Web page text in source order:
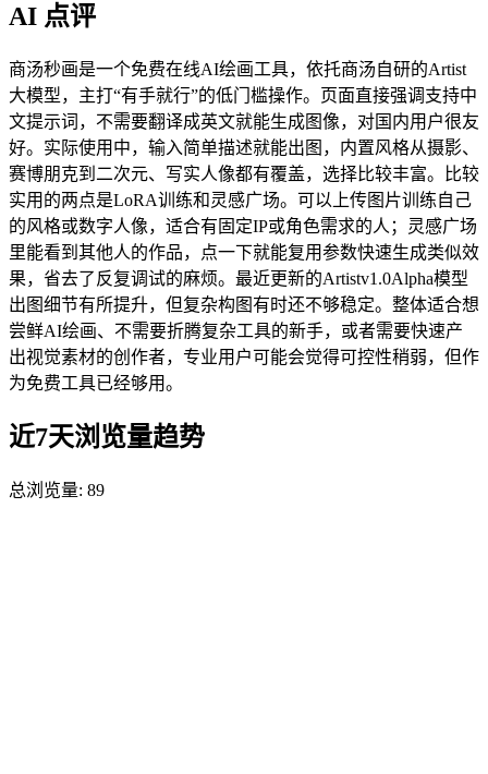
AI 点评
商汤秒画是一个免费在线AI绘画工具，依托商汤自研的Artist
大模型，主打“有手就行”的低门槛操作。页面直接强调支持中
文提示词，不需要翻译成英文就能生成图像，对国内用户很友
好。实际使用中，输入简单描述就能出图，内置风格从摄影、
赛博朋克到二次元、写实人像都有覆盖，选择比较丰富。比较
实用的两点是LoRA训练和灵感广场。可以上传图片训练自己
的风格或数字人像，适合有固定IP或角色需求的人；灵感广场
里能看到其他人的作品，点一下就能复用参数快速生成类似效
果，省去了反复调试的麻烦。最近更新的Artistv1.0Alpha模型
出图细节有所提升，但复杂构图有时还不够稳定。整体适合想
尝鲜AI绘画、不需要折腾复杂工具的新手，或者需要快速产
出视觉素材的创作者，专业用户可能会觉得可控性稍弱，但作
为免费工具已经够用。
近7天浏览量趋势
总浏览量: 89